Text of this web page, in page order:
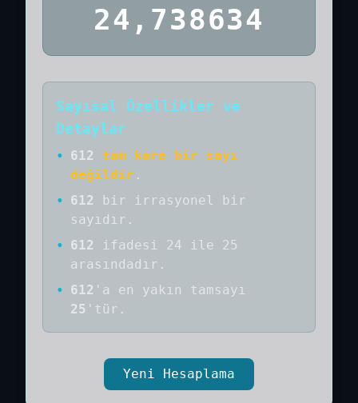
24,738634
Sayısal Özellikler ve
Detaylar
• 612
tam kare bir sayı
değildir .
•
612 bir
irrasyonel bir
sayıdır .
•
612
ifadesi 24 ile 25
arasındadır.
•
612 'a en yakın tamsayı
25 'tür.
Yeni Hesaplama